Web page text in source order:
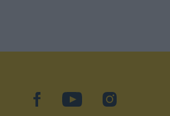
facebookYouTubeInstagram